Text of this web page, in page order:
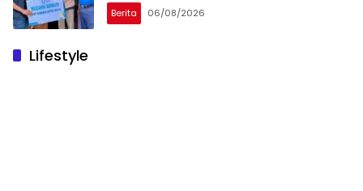
Berita 06/08/2026
Lifestyle